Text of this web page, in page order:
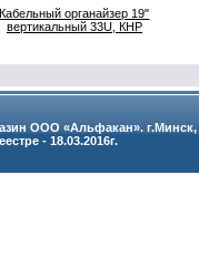
Кабельный органайзер 19"
вертикальный 33U, КНР
ООО «Альфакан».
- 18.03.2016г.